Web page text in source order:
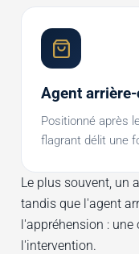
Agent
Positionné après
flagrant délit une
Le plus souvent, un
tandis que l'agent
l'appréhension :
l'intervention.